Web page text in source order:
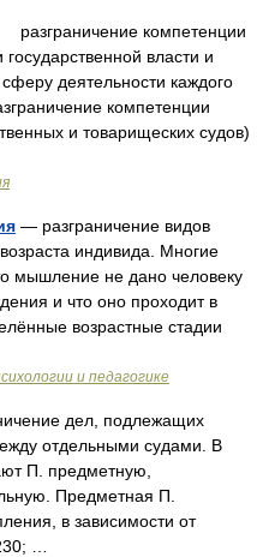
компетенции
власти и
деятельности каждого
компетенции
и товарищеских судов)
— разграничение видов
индивида. Многие
мышление не дано человеку
и что оно проходит в
возрастные стадии
и педагогике
дел, подлежащих
отдельными судами. В
П. предметную,
Предметная П.
в зависимости от
…